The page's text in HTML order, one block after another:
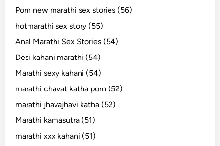
Porn new marathi sex stories (56)
hotmarathi sex story (55)
Anal Marathi Sex Stories (54)
Desi kahani marathi (54)
Marathi sexy kahani (54)
marathi chavat katha porn (52)
marathi jhavajhavi katha (52)
Marathi kamasutra (51)
marathi xxx kahani (51)